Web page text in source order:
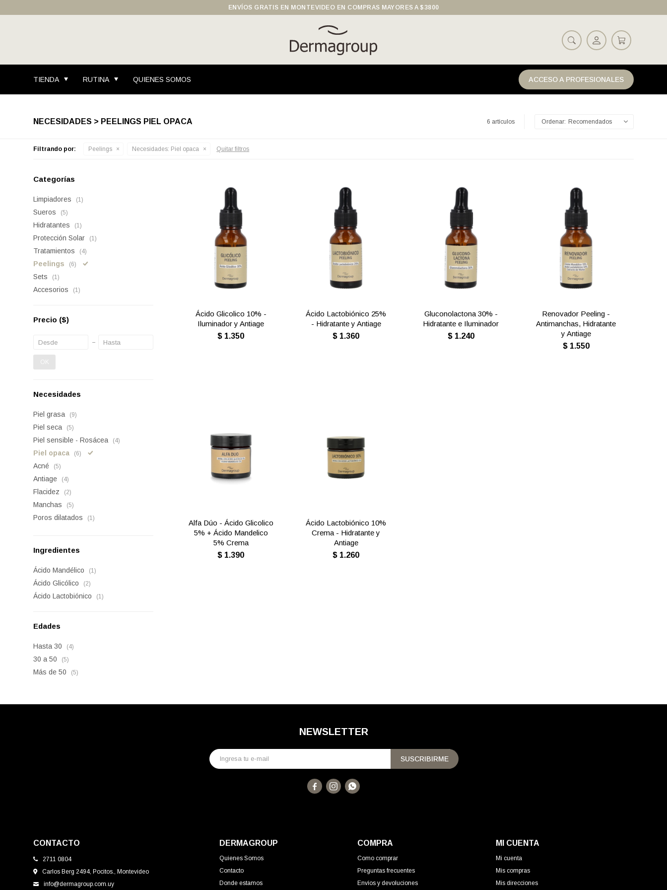
TIENDA RUTINA QUIENES SOMOS ACCESO A PROFESIONALES
ENVÍOS GRATIS EN MONTEVIDEO EN COMPRAS MAYORES A $3800
NECESIDADES > PEELINGS PIEL OPACA 6 artículos Recomendados
Filtrando por: Peelings Necesidades: Piel opaca Quitar filtros
Ácido Glicolico 10% -
Iluminador y Antiage
$ 1.350
Ácido Lactobiónico 25%
- Hidratante y Antiage
$ 1.360
Gluconolactona 30% -
Hidratante e Iluminador
$ 1.240
Renovador Peeling -
Antimanchas, Hidratante
y Antiage
$ 1.550
Alfa Dúo - Ácido Glicolico
5% + Ácido Mandelico
5% Crema
$ 1.390
Ácido Lactobiónico 10%
Crema - Hidratante y
Antiage
$ 1.260
Categorías
Limpiadores (1)
Sueros (5)
Hidratantes (1)
Protección Solar (1)
Tratamientos (4)
Peelings (6)
Sets (1)
Accesorios (1)
Precio ($)
OK
Necesidades
Piel grasa (9)
Piel seca (5)
Piel sensible - Rosácea (4)
Piel opaca (6)
Acné (5)
Antiage (4)
Flacidez (2)
Manchas (5)
Poros dilatados (1)
Ingredientes
Ácido Mandélico (1)
Ácido Glicólico (2)
Ácido Lactobiónico (1)
Edades
Hasta 30 (4)
30 a 50 (5)
Más de 50 (5)
CONTACTO
2711 0804
Carlos Berg 2494, Pocitos., Montevideo
info@dermagroup.com.uy
DERMAGROUP
Quienes Somos
Contacto
Donde estamos
COMPRA
Como comprar
Preguntas frecuentes
Envíos y devoluciones
MI CUENTA
Mi cuenta
Mis compras
Mis direcciones
NEWSLETTER
SUSCRIBIRME
  